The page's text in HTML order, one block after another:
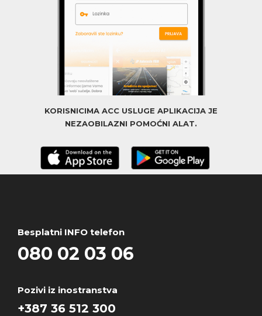
KORISNICIMA ACC USLUGE APLIKACIJA JE
NEZAOBILAZNI POMOĆNI ALAT.
Besplatni INFO telefon
080 02 03 06
Pozivi iz inostranstva
+387 36 512 300